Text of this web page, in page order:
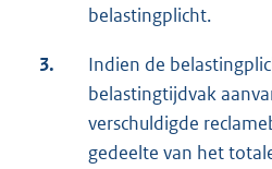
belastingplicht.
3.
Indien de
belastingtijdvak
verschuldigde
gedeelte van het